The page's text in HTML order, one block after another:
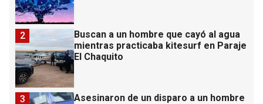
Buscan a un hombre que cayó al agua
mientras practicaba kitesurf en Paraje
El Chaquito
2
Asesinaron de un disparo a un hombre
3